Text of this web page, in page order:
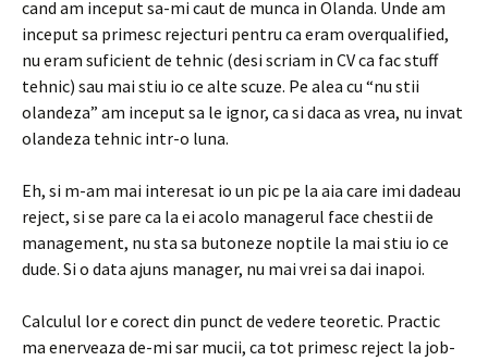
cand am inceput sa-mi caut de munca in Olanda. Unde am
inceput sa primesc rejecturi pentru ca eram overqualified,
nu eram suficient de tehnic (desi scriam in CV ca fac stuff
tehnic) sau mai stiu io ce alte scuze. Pe alea cu “nu stii
olandeza” am inceput sa le ignor, ca si daca as vrea, nu invat
olandeza tehnic intr-o luna.
Eh, si m-am mai interesat io un pic pe la aia care imi dadeau
reject, si se pare ca la ei acolo managerul face chestii de
management, nu sta sa butoneze noptile la mai stiu io ce
dude. Si o data ajuns manager, nu mai vrei sa dai inapoi.
Calculul lor e corect din punct de vedere teoretic. Practic
ma enerveaza de-mi sar mucii, ca tot primesc reject la job-